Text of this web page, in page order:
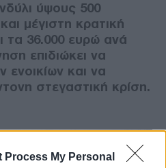
Process My Personal
ύψους 500
μέγιστη κρατική
τα 36.000 ευρώ ανά
επιδιώκει να
ενοικίων και να
στεγαστική κρίση.